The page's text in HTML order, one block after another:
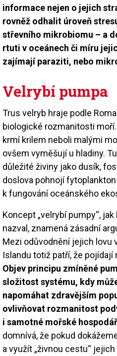
informace nejen o jejich
rovněž odhalit úroveň
střevního mikrobiomu – a
rtuti v oceánech či míru
zajímají paraziti, nebo
Velrybí pumpa
Trus velryb hraje podle
biologické rozmanitosti
krmí krilem neboli malými
ovšem vyměšují u hladiny.
důležité živiny jako dusík,
doslova pohnojí
k fungování oceánského
Koncept „velrybí pumpy“,
nazval, znamená zásadní
Mezi odůvodnění jejich lovu
Islandu totiž patří, že pojídají
Objev principu zmíněné
složitost systému, kdy
napomáhat zdravějším
ovlivňovat rozmanitost
i samotné mořské
domnívá, že pokud
a využít „živnou cestu“